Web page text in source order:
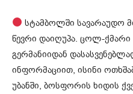
სტამბოლში სავარაუდო
წევრი დაიღუპა. ცოლ-
გერმანიიდან
ინფორმაციით, ისინი
უბანში, ბოსფორის ხიდის